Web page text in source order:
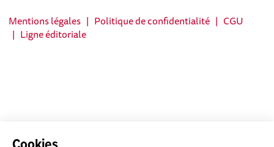
Mentions légales | Politique de confidentialité | CGU
| Ligne éditoriale